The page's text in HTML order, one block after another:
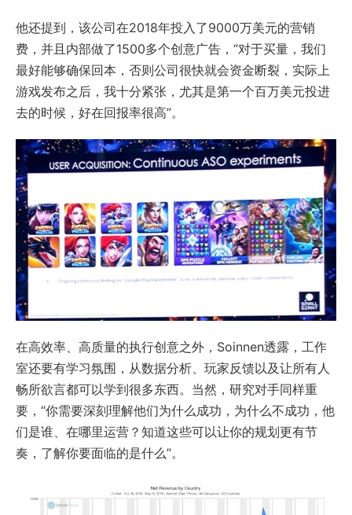
他还提到，该公司在2018年投入了9000万美元的营销
费，并且内部做了1500多个创意广告，“对于买量，我们
最好能够确保回本，否则公司很快就会资金断裂，实际上
游戏发布之后，我十分紧张，尤其是第一个百万美元投进
去的时候，好在回报率很高”。
在高效率、高质量的执行创意之外，Soinnen透露，工作
室还要有学习氛围，从数据分析、玩家反馈以及让所有人
畅所欲言都可以学到很多东西。当然，研究对手同样重
要，“你需要深刻理解他们为什么成功，为什么不成功，他
们是谁、在哪里运营？知道这些可以让你的规划更有节
奏，了解你要面临的是什么”。